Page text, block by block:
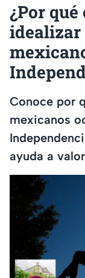
¿Por
idealizar
Conoce por
mexicanos
ayuda a